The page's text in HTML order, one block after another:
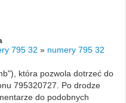
795 32 » numery 795 32
która pozwola dotrzeć do
795320727. Po drodze
do podobnych